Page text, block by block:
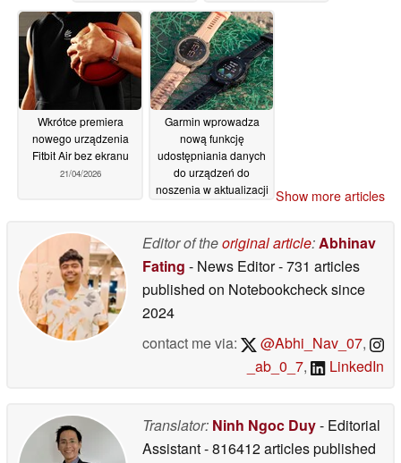
23/04/2026 21/04/2026
Wkrótce premiera
nowego urządzenia
Fitbit Air bez ekranu
21/04/2026
Garmin wprowadza
nową funkcję
udostępniania danych
do urządzeń do
noszenia w aktualizacji Show more articles
Editor of theoriginal article:Abhinav
Fating - News Editor- 731 articles
published on Notebookchecksince
2024
contact me via:
@Abhi_Nav_07,
_ab_0_7, LinkedIn
Translator: Ninh Ngoc Duy- Editorial
Assistant- 816412 articles published